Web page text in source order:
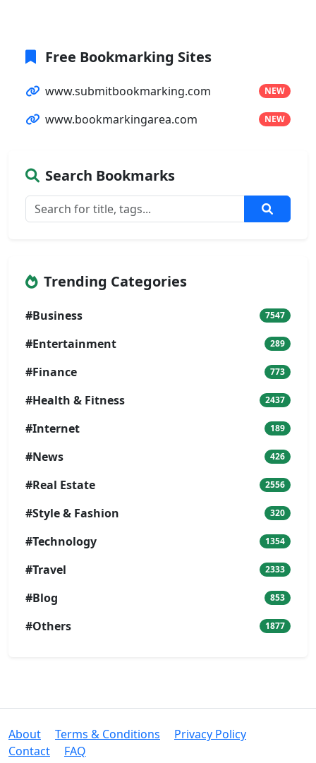
Free Bookmarking Sites
www.submitbookmarking.com NEW
www.bookmarkingarea.com NEW
Search Bookmarks
Trending Categories
#Business 7547
#Entertainment 289
#Finance 773
#Health & Fitness 2437
#Internet 189
#News 426
#Real Estate 2556
#Style & Fashion 320
#Technology 1354
#Travel 2333
#Blog 853
#Others 1877
About Terms & Conditions
Privacy Policy
Contact
FAQ